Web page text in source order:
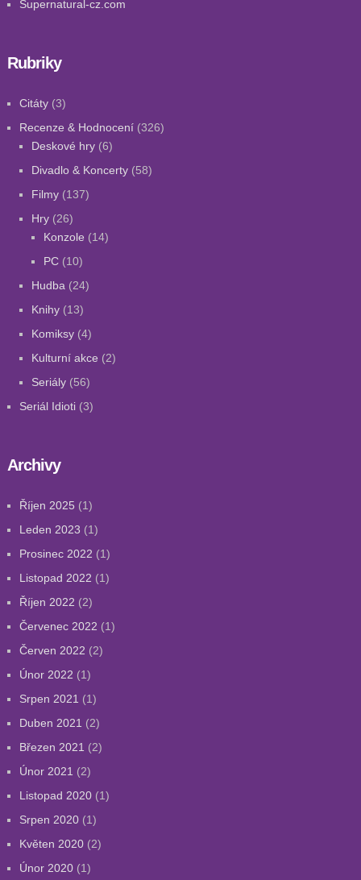
Supernatural-cz.com
Rubriky
Citáty(3)
Recenze & Hodnocení(326)
Deskové hry(6)
Divadlo & Koncerty(58)
Filmy(137)
Hry(26)
Konzole (14)
PC(10)
Hudba (24)
Knihy(13)
Komiksy(4)
Kulturní akce (2)
Seriály(56)
Seriál Idioti(3)
Archivy
Říjen 2025 (1)
Leden 2023 (1)
Prosinec 2022 (1)
Listopad 2022 (1)
Říjen 2022 (2)
Červenec 2022 (1)
Červen 2022 (2)
Únor 2022 (1)
Srpen 2021 (1)
Duben 2021 (2)
Březen 2021 (2)
Únor 2021 (2)
Listopad 2020(1)
Srpen 2020(1)
Květen 2020(2)
Únor 2020(1)